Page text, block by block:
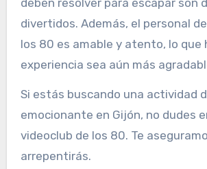
divertidos. Además, el personal
los 80 es amable y atento, lo que
experiencia sea aún más
Si estás buscando una actividad
emocionante en Gijón, no dudes
videoclub de los 80. Te
arrepentirás.